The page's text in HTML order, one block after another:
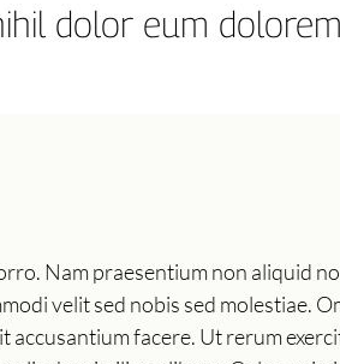
dolor eum
Nam praesentium non aliquid
velit sed nobis sed molestiae.
accusantium facere. Ut rerum